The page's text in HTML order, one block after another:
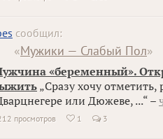
сообщил:
«Мужики — Слабый Пол»
«беременный».
„Сразу хочу отметить,
или Дюжеве, ...“ –
просмотров  1 3